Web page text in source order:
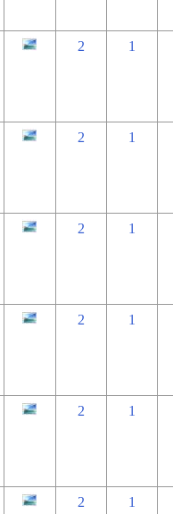
2 1
2 1
2 1
2 1
2 1
2 1